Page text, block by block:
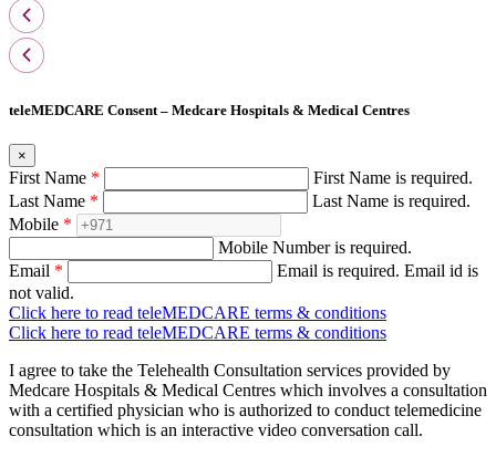
teleMEDCARE Consent – Medcare Hospitals & Medical Centres
×
First Name *
First Name is required.
Last Name *
Last Name is required.
Mobile *
Mobile Number is required.
Email * Email is required. Email id is
not valid.
Click here to read teleMEDCARE terms & conditions
Click here to read teleMEDCARE terms & conditions
I agree to take the Telehealth Consultation services provided by
Medcare Hospitals & Medical Centres which involves a consultation
with a certified physician who is authorized to conduct telemedicine
consultation which is an interactive video conversation call.